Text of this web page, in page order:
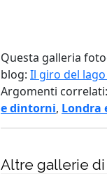
Questa galleria
blog: Il giro del
Argomenti correlati:
e dintorni, Londra
Altre gallerie di